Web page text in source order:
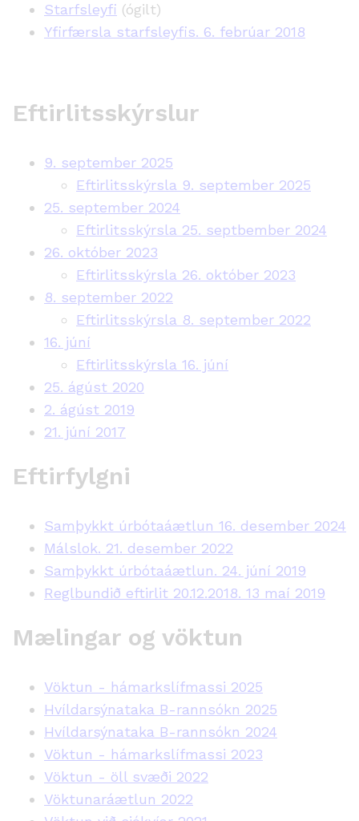
Starfsleyfi (ógilt)
Yfirfærsla starfsleyfis. 6. febrúar 2018
Eftirlitsskýrslur
9. september 2025
Eftirlitsskýrsla 9. september 2025
25. september 2024
Eftirlitsskýrsla 25. septbember 2024
26. október 2023
Eftirlitsskýrsla 26. október 2023
8. september 2022
Eftirlitsskýrsla 8. september 2022
16. júní
Eftirlitsskýrsla 16. júní
25. ágúst 2020
2. ágúst 2019
21. júní 2017
Eftirfylgni
Samþykkt úrbótaáætlun 16. desember 2024
Málslok. 21. desember 2022
Samþykkt úrbótaáætlun. 24. júní 2019
Reglbundið eftirlit 20.12.2018. 13 maí 2019
Mælingar og vöktun
Vöktun - hámarkslífmassi 2025
Hvíldarsýnataka B-rannsókn 2025
Hvíldarsýnataka B-rannsókn 2024
Vöktun - hámarkslífmassi 2023
Vöktun - öll svæði 2022
Vöktunaráætlun 2022